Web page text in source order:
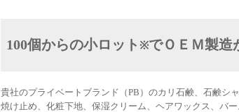
100個からの小ロット ※でＯＥＭ製造
貴社のプライベートブランド（PB）のカリ石鹸、石鹸シ
焼け止め、化粧下地、保湿クリーム、ヘアワックス、バ